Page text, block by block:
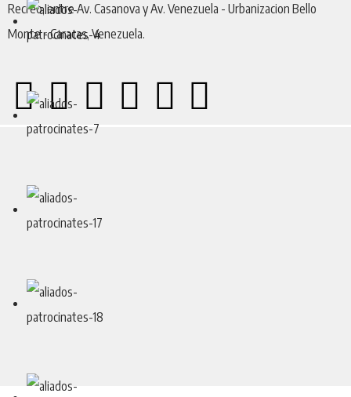
Recreo, entre Av. Casanova y Av. Venezuela - Urbanizacion Bello
Monte - Caracas, Venezuela.